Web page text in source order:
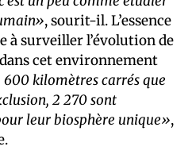
, sourit-il. L’essence
à surveiller l’évolution de
cet environnement
600 kilomètres carrés que
2 270 sont
leur biosphère unique»,